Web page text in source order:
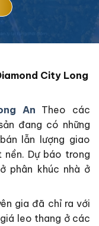
City Long
An Theo các
đang có những
lẫn lượng giao
Dự báo trong
phân khúc nhà ở
gia đã chỉ ra với
leo thang ở các